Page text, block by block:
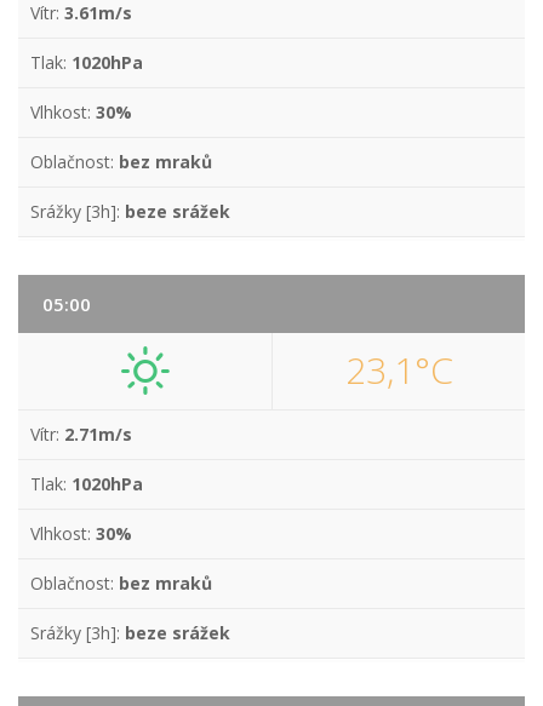
Vítr: 3.61m/s
Tlak: 1020hPa
Vlhkost: 30%
Oblačnost: bez mraků
Srážky [3h]: beze srážek
05:00
23,1°C
Vítr: 2.71m/s
Tlak: 1020hPa
Vlhkost: 30%
Oblačnost: bez mraků
Srážky [3h]: beze srážek